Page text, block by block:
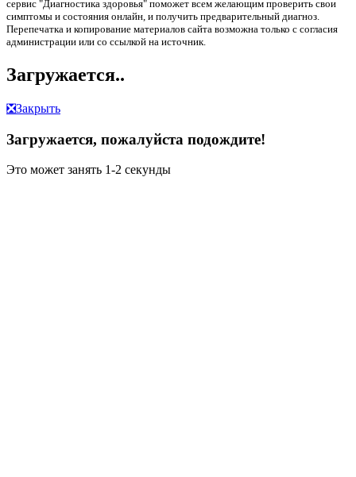
сервис "Диагностика здоровья" поможет всем желающим проверить свои
симптомы и состояния онлайн, и получить предварительный диагноз.
Перепечатка и копирование материалов сайта возможна только с согласия
администрации или со ссылкой на источник.
Загружается..
❎Закрыть
Загружается, пожалуйста подождите!
Это может занять 1-2 секунды